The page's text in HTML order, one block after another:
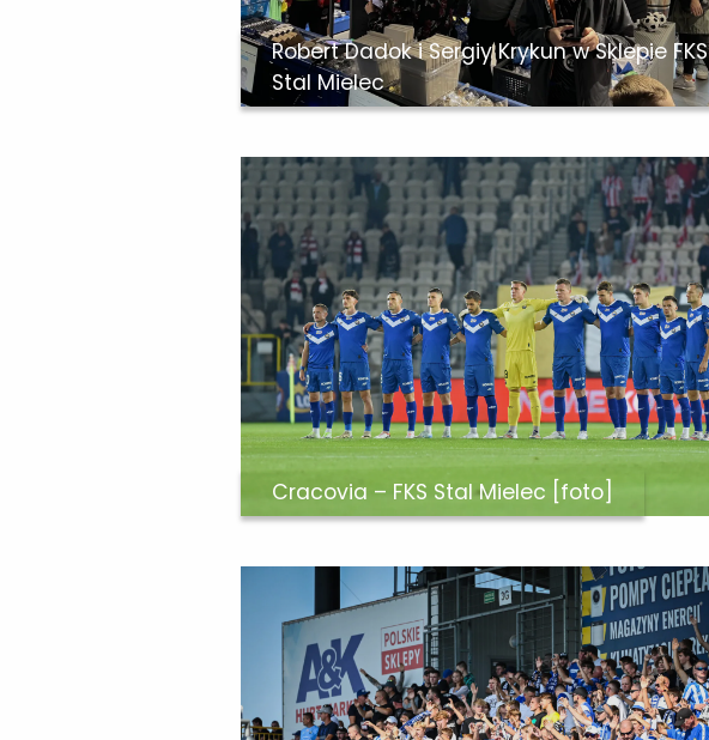
Robert Dadok i Sergiy Krykun w Sklepie FKS
Stal Mielec
Cracovia – FKS Stal Mielec [foto]